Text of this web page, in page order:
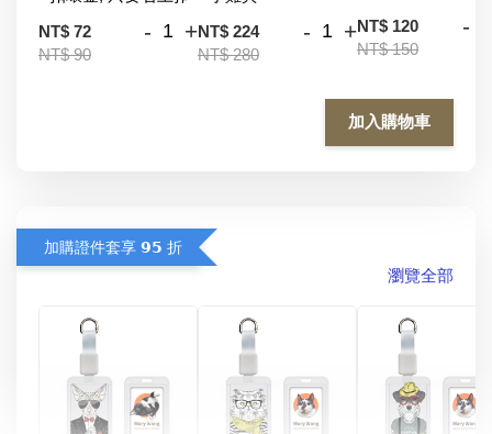
NT$ 72
NT$ 90
- +NT$ 224
NT$ 280
- +NT$ 120
NT$ 150
-
加入購物車
加購證件套享 𝟵𝟱 折
瀏覽全部